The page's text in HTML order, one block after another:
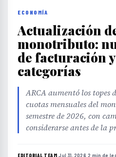
ECONOMÍA
Actualización
monotributo:
de facturación
categorías
ARCA aumentó los topes
cuotas mensuales del
semestre de 2026, con
considerarse antes de la
EDITORIAL TEAM·Jul 31, 2026·2 min de